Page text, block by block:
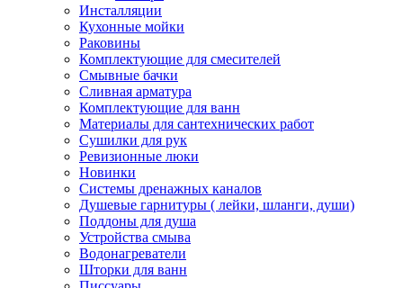
Инсталляции
Кухонные мойки
Раковины
Комплектующие для смесителей
Смывные бачки
Сливная арматура
Комплектующие для ванн
Материалы для сантехнических работ
Сушилки для рук
Ревизионные люки
Новинки
Системы дренажных каналов
Душевые гарнитуры ( лейки, шланги, души)
Поддоны для душа
Устройства смыва
Водонагреватели
Шторки для ванн